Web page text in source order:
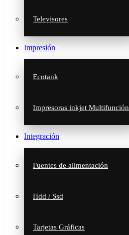
Televisores
Impresión
Ecotank
Impresoras inkjet Multifunción
Integración
Fuentes de alimentación
Hdd / Ssd
Tarjetas Gráficas